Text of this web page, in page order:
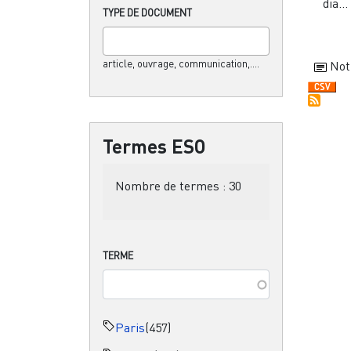
TYPE DE DOCUMENT
article, ouvrage, communication,....
Termes ESO
Nombre de termes : 30
TERME
Paris(457)